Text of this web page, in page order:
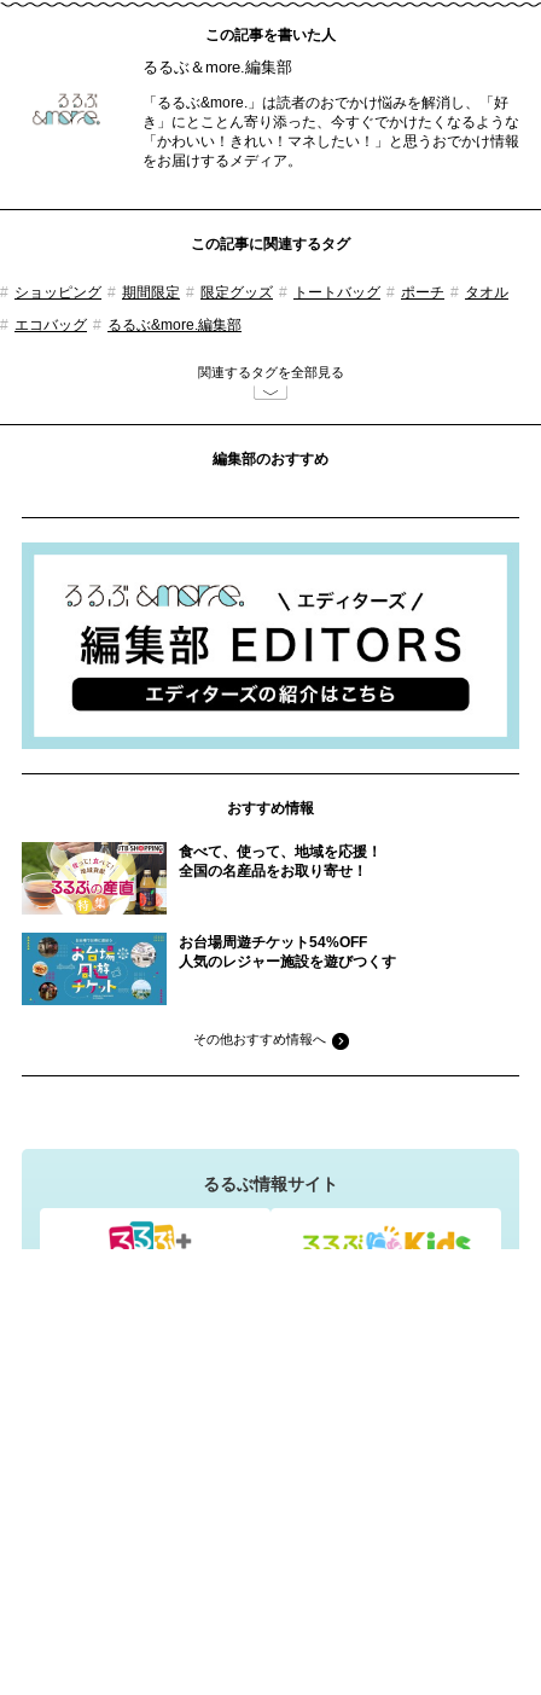
この記事を書いた人
るるぶ＆more.編集部
「るるぶ&more.」は読者のおでかけ悩みを解消し、「好
き」にとことん寄り添った、今すぐでかけたくなるような
「かわいい！きれい！マネしたい！」と思うおでかけ情報
をお届けするメディア。
この記事に関連するタグ
ショッピング 期間限定 限定グッズ トートバッグ ポーチ
タオル
エコバッグ
るるぶ&more.編集部
関連するタグを全部見る
編集部のおすすめ
おすすめ情報
食べて、使って、地域を応援！
全国の名産品をお取り寄せ！
お台場周遊チケット54%OFF
人気のレジャー施設を遊びつくす
その他おすすめ情報へ
るるぶ情報サイト